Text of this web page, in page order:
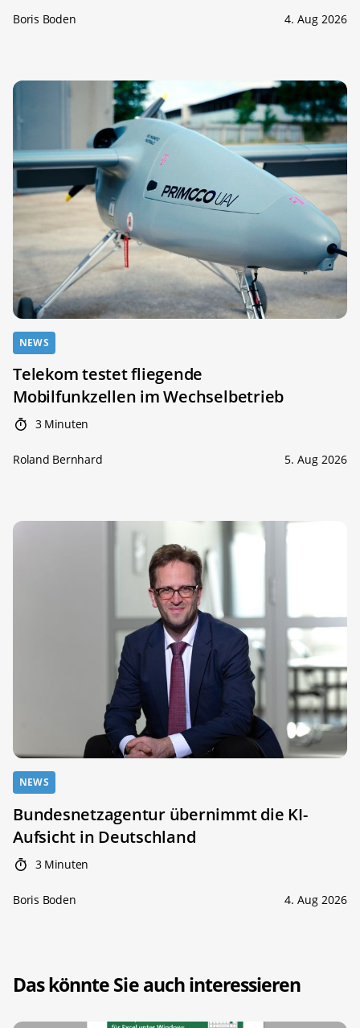
Boris Boden 4. Aug 2026
NEWS
Telekom testet fliegende
Mobilfunkzellen im Wechselbetrieb
3 Minuten
Roland Bernhard 5. Aug 2026
NEWS
Bundesnetzagentur übernimmt die KI-
Aufsicht in Deutschland
3 Minuten
Boris Boden 4. Aug 2026
Das könnte Sie auch interessieren